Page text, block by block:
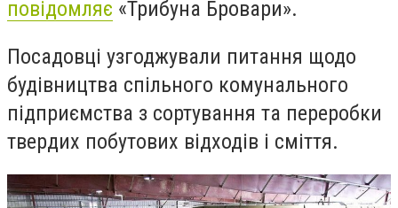
повідомляє «Трибуна Бровари».
Посадовці узгоджували питання щодо
будівництва спільного комунального
підприємства з сортування та переробки
твердих побутових відходів і сміття.